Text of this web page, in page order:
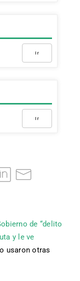
Ir
Ir
de “delito
y le ve
usaron otras